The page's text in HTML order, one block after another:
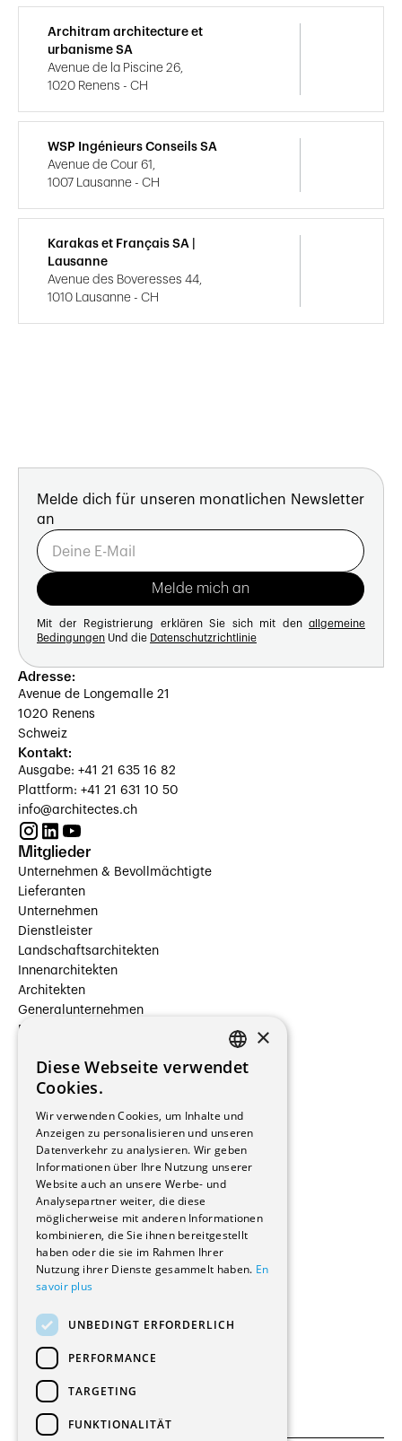
Architram architecture et
urbanisme SA
Avenue de la Piscine 26,
1020 Renens - CH
WSP Ingénieurs Conseils SA
Avenue de Cour 61,
1007 Lausanne - CH
Karakas et Français SA |
Lausanne
Avenue des Boveresses 44,
1010 Lausanne - CH
Melde dich für unseren monatlichen Newsletter
an
Mit der Registrierung erklären Sie sich mit den allgemeine
Bedingungen Und die Datenschutzrichtlinie
Adresse:
Avenue de Longemalle 21
1020 Renens
Schweiz
Kontakt:
Ausgabe: +41 21 635 16 82
Plattform: +41 21 631 10 50
info@architectes.ch
Mitglieder
Unternehmen & Bevollmächtigte
Lieferanten
Unternehmen
Dienstleister
Landschaftsarchitekten
Innenarchitekten
Architekten
Generalunternehmen
Beauftragte Unternehmen
Hersteller/Lieferanten
Bauherrschaften
Immobilienverwaltungsgesellschaften
Stockwerkeigentum
Reportagen
Wohnungen
Renovierungen
Innere Umbauten
Gastgewerbe und Tourismus
Verwaltungsgebäude und Geschäfte
Schuleinrichtungen
Medizinische Einrichtungen
Kultur - Sport - Freizeit
Industrie - Handwerk
Transport und Parkplätze
Diverse Bauten
FRENCH
×
Diese Webseite verwendet
Cookies.
Wir verwenden Cookies, um Inhalte und
Anzeigen zu personalisieren und unseren
Datenverkehr zu analysieren. Wir geben
Informationen über Ihre Nutzung unserer
Website auch an unsere Werbe- und
Analysepartner weiter, die diese
möglicherweise mit anderen Informationen
kombinieren, die Sie ihnen bereitgestellt
haben oder die sie im Rahmen Ihrer
Nutzung ihrer Dienste gesammelt haben. En
savoir plus
UNBEDINGT ERFORDERLICH
PERFORMANCE
TARGETING
FUNKTIONALITÄT